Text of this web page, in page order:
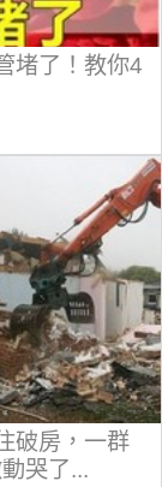
堵了！教你4
破房，一群
哭了...